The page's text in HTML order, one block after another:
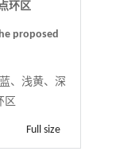
环区
proposed
、浅黄、深
区
Full size